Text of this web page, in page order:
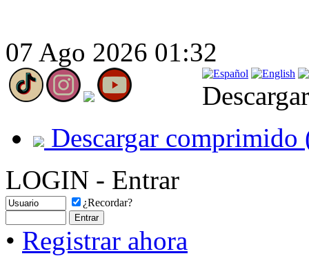
07 Ago 2026 01:32
Descargar comprimido
LOGIN - Entrar
¿Recordar?
• Registrar ahora